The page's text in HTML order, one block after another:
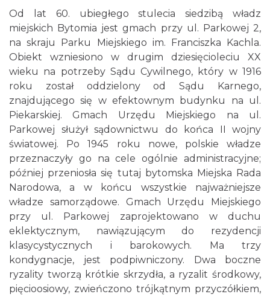
Od lat 60. ubiegłego stulecia siedzibą władz
miejskich Bytomia jest gmach przy ul. Parkowej 2,
na skraju Parku Miejskiego im. Franciszka Kachla.
Obiekt wzniesiono w drugim dziesięcioleciu XX
wieku na potrzeby Sądu Cywilnego, który w 1916
roku został oddzielony od Sądu Karnego,
znajdującego się w efektownym budynku na ul.
Piekarskiej. Gmach Urzędu Miejskiego na ul.
Parkowej służył sądownictwu do końca II wojny
światowej. Po 1945 roku nowe, polskie władze
przeznaczyły go na cele ogólnie administracyjne;
później przeniosła się tutaj bytomska Miejska Rada
Narodowa, a w końcu wszystkie najważniejsze
władze samorządowe. Gmach Urzędu Miejskiego
przy ul. Parkowej zaprojektowano w duchu
eklektycznym, nawiązującym do rezydencji
klasycystycznych i barokowych. Ma trzy
kondygnacje, jest podpiwniczony. Dwa boczne
ryzality tworzą krótkie skrzydła, a ryzalit środkowy,
pięcioosiowy, zwieńczono trójkątnym przyczółkiem,